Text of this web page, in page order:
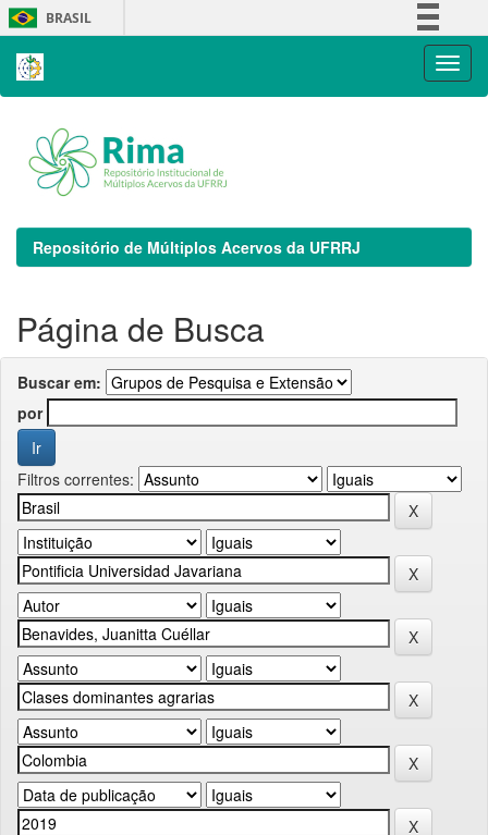
Skip
navigation
BRASIL
Repositório de Múltiplos Acervos da UFRRJ
Página de Busca
Buscar em:
por
Filtros correntes: